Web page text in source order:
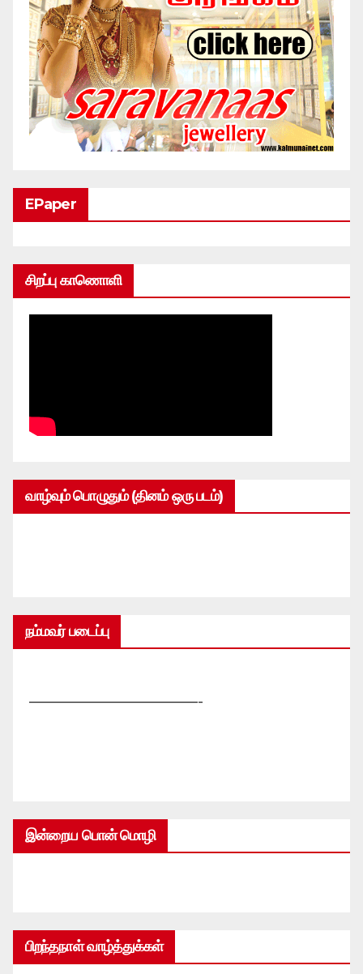
EPaper
சிறப்பு காணொளி
வாழ்வும் பொழுதும் (தினம் ஒரு படம்)
நம்மவர் படைப்பு
—————————————-
இன்றைய பொன் மொழி
பிறந்தநாள் வாழ்த்துக்கள்